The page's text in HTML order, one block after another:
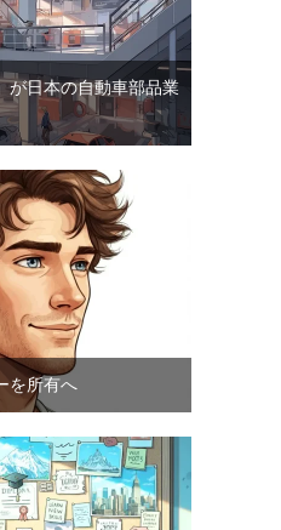
が日本の自動車部品業
を所有へ